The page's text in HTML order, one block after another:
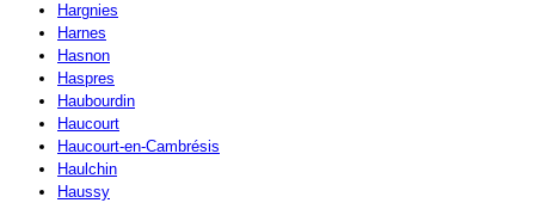
Hargnies
Harnes
Hasnon
Haspres
Haubourdin
Haucourt
Haucourt-en-Cambrésis
Haulchin
Haussy